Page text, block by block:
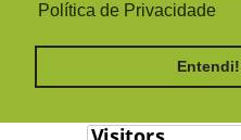
Política de Privacidade
Entendi!